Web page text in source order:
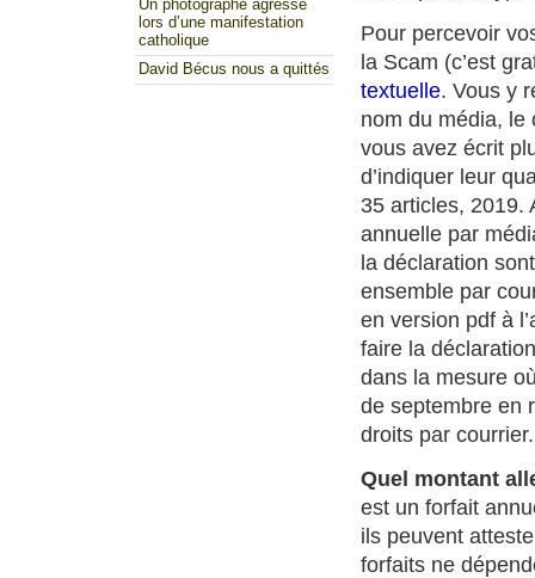
Pour percevoir
la Scam (c’est
textuelle. Vous y
nom du média, le
vous avez écrit
d’indiquer leur
35 articles, 2019.
annuelle par
la déclaration
ensemble par
en version pdf à
faire la
dans la mesure
de septembre en
droits par courrier.
Quel montant
est un forfait
ils peuvent
forfaits ne
Un photographe agressé
lors d’une manifestation
catholique
David Bécus nous a quittés